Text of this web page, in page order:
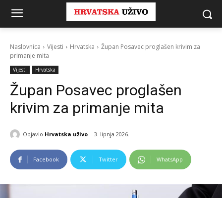
Naslovnica Vijesti Hrvatska
Župan Posavec proglašen krivim za
primanje mita
Vijesti Hrvatska
Župan Posavec proglašen
krivim za primanje mita
Objavio Hrvatska uživo 3. lipnja 2026.
Facebook Twitter WhatsApp